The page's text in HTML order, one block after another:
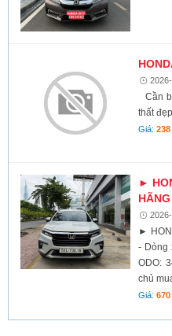
Cần
thất
Giá:
►
►
- Dòng
ODO:
chủ
Giá: